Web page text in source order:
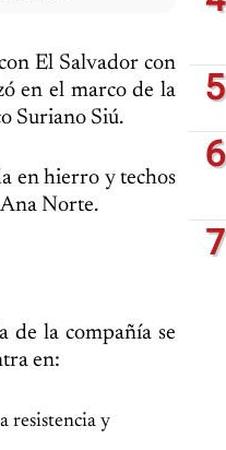
El Salvador con
en el marco de la
Suriano Siú.
en hierro y techos
Norte.
de la compañía se
en:
resistencia y
5
6
7